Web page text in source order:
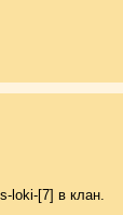
loki-[7] в клан.